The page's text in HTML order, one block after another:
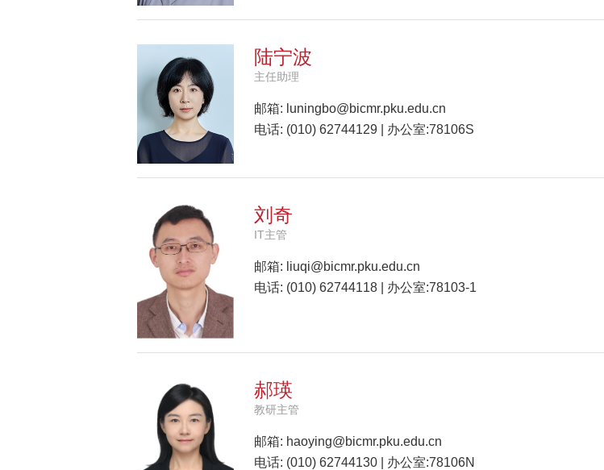
陆宁波
主任助理
邮箱: luningbo@bicmr.pku.edu.cn
电话: (010) 62744129 | 办公室:78106S
刘奇
IT主管
邮箱: liuqi@bicmr.pku.edu.cn
电话: (010) 62744118 | 办公室:78103-1
郝瑛
教研主管
邮箱: haoying@bicmr.pku.edu.cn
电话: (010) 62744130 | 办公室:78106N